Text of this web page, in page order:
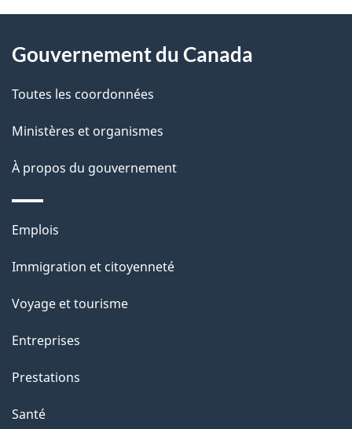
D
t
a
l
s
l
a
a
g
"
propos
ce
site
Gouvernement du Canada
Toutes les coordonnées
Ministères et organismes
À propos du gouvernement
Thèmes
sujets
Emplois
Immigration et citoyenneté
Voyage et tourisme
Entreprises
Prestations
Santé